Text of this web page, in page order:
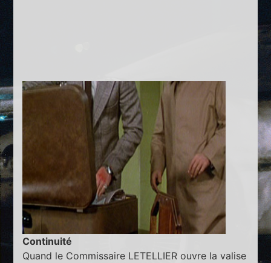
Continuité
Quand le Commissaire LETELLIER ouvre la valise